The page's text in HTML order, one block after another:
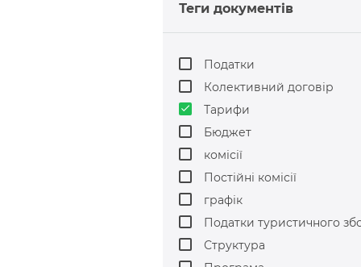
Теги документів
Податки
Колективний договір
done
Тарифи
Бюджет
комісії
Постійні комісії
графік
Податки туристичного
Структура